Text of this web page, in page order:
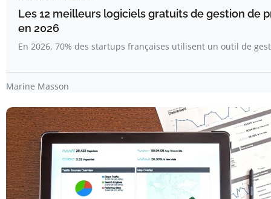
Les 12 meilleurs logiciels gratuits de gestion de
en 2026
En 2026, 70% des startups françaises utilisent un outil de
Marine Masson